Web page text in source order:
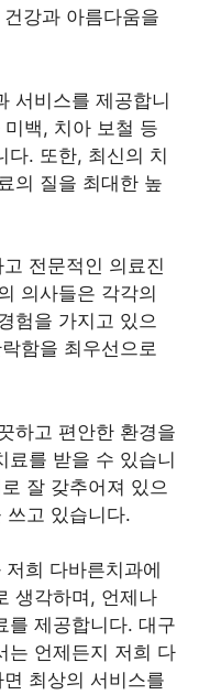
강과 아름다움을
서비스를 제공합니
백, 치아 보철 등
다. 또한, 최신의 치
의 질을 최대한 높
전문적인 의료진
의사들은 각각의
험을 가지고 있으
함을 최우선으로
하고 편안한 환경을
료를 받을 수 있습니
잘 갖추어져 있으
쓰고 있습니다.
희 다바른치과에
생각하며, 언제나
를 제공합니다. 대구
는 언제든지 저희 다
최상의 서비스를